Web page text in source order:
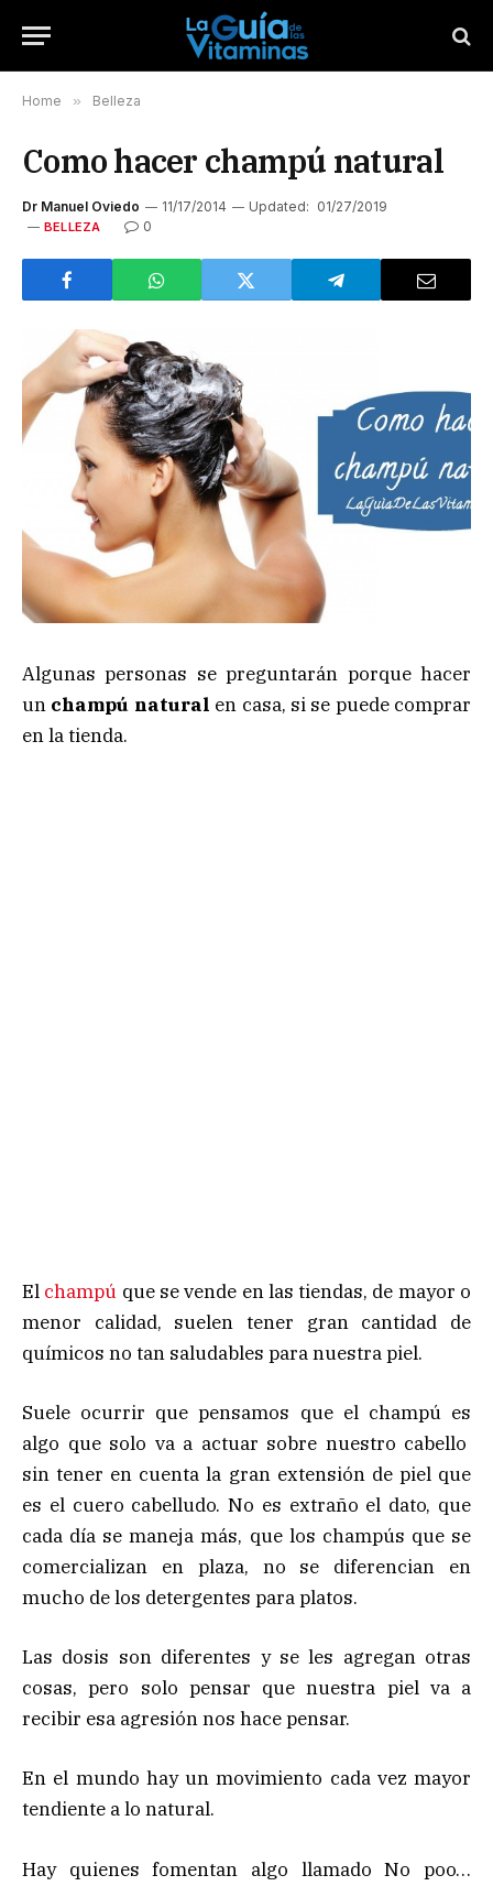
Home » Belleza
Como hacer champú natural
Dr Manuel Oviedo 11/17/2014 Updated: 01/27/2019
BELLEZA 0
Algunas personas se preguntarán porque hacer
un champú natural en casa, si se puede comprar
en la tienda.
El champú que se vende en las tiendas, de mayor o
menor calidad, suelen tener gran cantidad de
químicos no tan saludables para nuestra piel.
Suele ocurrir que pensamos que el champú es
algo que solo va a actuar sobre nuestro cabello
sin tener en cuenta la gran extensión de piel que
es el cuero cabelludo. No es extraño el dato, que
cada día se maneja más, que los champús que se
comercializan en plaza, no se diferencian en
mucho de los detergentes para platos.
Las dosis son diferentes y se les agregan otras
cosas, pero solo pensar que nuestra piel va a
recibir esa agresión nos hace pensar.
En el mundo hay un movimiento cada vez mayor
tendiente a lo natural.
Hay quienes fomentan algo llamado No poo…